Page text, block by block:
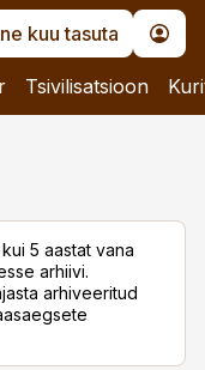
kuu tasuta
Tsivilisatsioon
5 aastat vana
arhiivi.
arhiveeritud